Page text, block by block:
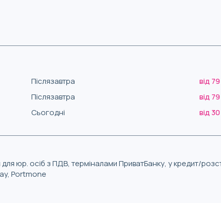
Післязавтра
від
Післязавтра
від
Сьогодні від
для юр. осіб з ПДВ, терміналами ПриватБанку, у кредит/
Portmone